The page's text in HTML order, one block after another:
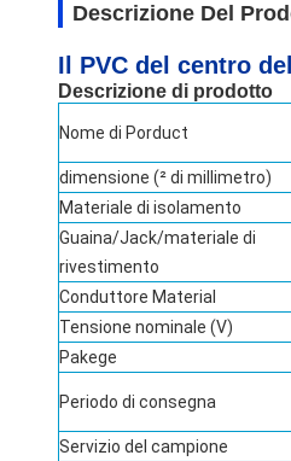
Descrizione Del
Il PVC del centro
Descrizione di prodotto
Nome di Porduct
dimensione (² di millimetro)
Materiale di isolamento
Guaina/Jack/materiale di
rivestimento
Conduttore Material
Tensione nominale (V)
Pakege
Periodo di consegna
Servizio del campione